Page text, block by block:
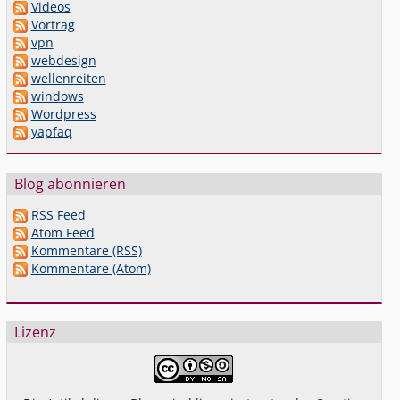
Videos
Vortrag
vpn
webdesign
wellenreiten
windows
Wordpress
yapfaq
Blog abonnieren
RSS Feed
Atom Feed
Kommentare (RSS)
Kommentare (Atom)
Lizenz